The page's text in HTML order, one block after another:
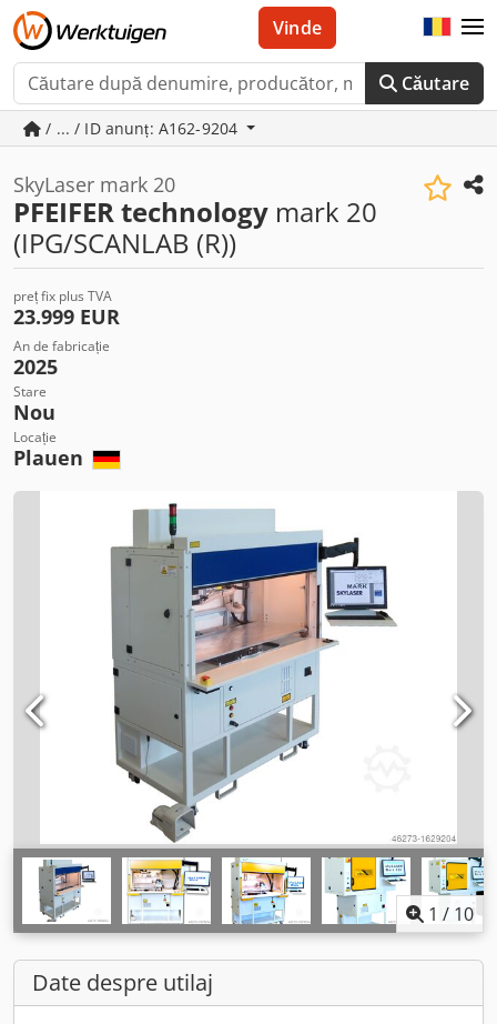
Căutare
Vinde
/ ... / ID anunț: A162-9204
SkyLaser mark 20
PFEIFER technology mark 20
(IPG/SCANLAB (R))
preț fix plus TVA
23.999 EUR
An de fabricație
2025
Stare
Nou
Locație
Plauen
1 / 10
Date despre utilaj